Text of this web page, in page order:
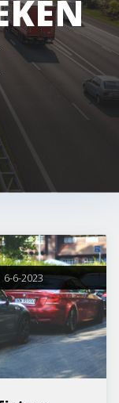
6-6-2023